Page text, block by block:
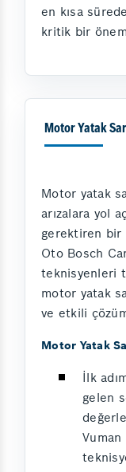
en kısa
kritik bir
Motor Yatak
Motor yatak
arızalara yol
gerektiren bir
Oto Bosch
teknisyenleri
motor yatak
ve etkili
Motor Yatak
İlk
gelen